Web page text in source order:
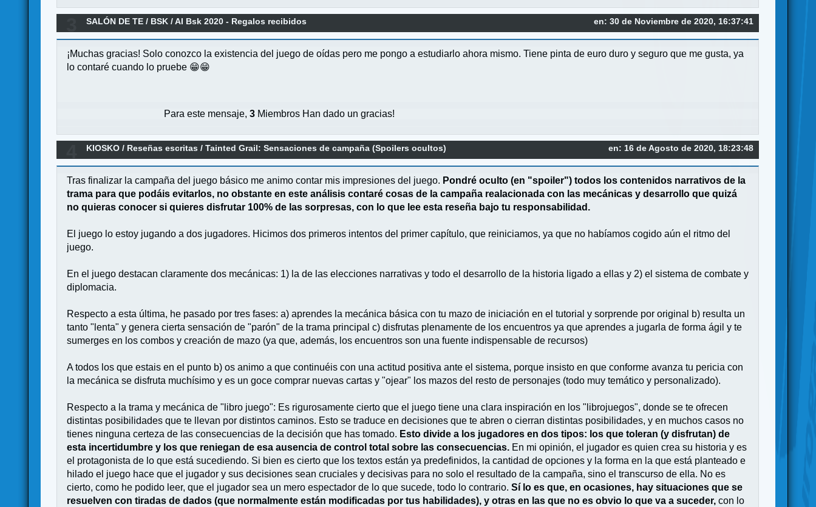
en: 30 de Noviembre de 2020, 16:37:41
SALÓN DE TE / BSK /AI Bsk 2020 - Regalos recibidos
¡Muchas gracias! Solo conozco la existencia del juego de oídas pero me pongo a estudiarlo ahora mismo. Tiene pinta de euro duro y seguro que me gusta, ya
lo contaré cuando lo pruebe 😁😁
Para este mensaje,3 Miembros Han dado un gracias!
en: 16 de Agosto de 2020, 18:23:48
KIOSKO / Reseñas escritas /Tainted Grail: Sensaciones de campaña (Spoilers ocultos)
Tras finalizar la campaña del juego básico me animo contar mis impresiones del juego. Pondré oculto (en "spoiler") todos los contenidos narrativos de la
trama para que podáis evitarlos, no obstante en este análisis contaré cosas de la campaña realacionada con las mecánicas y desarrollo que quizá
no quieras conocer si quieres disfrutar 100% de las sorpresas, con lo que lee esta reseña bajo tu responsabilidad.
El juego lo estoy jugando a dos jugadores. Hicimos dos primeros intentos del primer capítulo, que reiniciamos, ya que no habíamos cogido aún el ritmo del
juego.
En el juego destacan claramente dos mecánicas: 1) la de las elecciones narrativas y todo el desarrollo de la historia ligado a ellas y 2) el sistema de combate y
diplomacia.
Respecto a esta última, he pasado por tres fases: a) aprendes la mecánica básica con tu mazo de iniciación en el tutorial y sorprende por original b) resulta un
tanto "lenta" y genera cierta sensación de "parón" de la trama principal c) disfrutas plenamente de los encuentros ya que aprendes a jugarla de forma ágil y te
sumerges en los combos y creación de mazo (ya que, además, los encuentros son una fuente indispensable de recursos)
A todos los que estais en el punto b) os animo a que continuéis con una actitud positiva ante el sistema, porque insisto en que conforme avanza tu pericia con
la mecánica se disfruta muchísimo y es un goce comprar nuevas cartas y "ojear" los mazos del resto de personajes (todo muy temático y personalizado).
Respecto a la trama y mecánica de "libro juego": Es rigurosamente cierto que el juego tiene una clara inspiración en los "librojuegos", donde se te ofrecen
distintas posibilidades que te llevan por distintos caminos. Esto se traduce en decisiones que te abren o cierran distintas posibilidades, y en muchos casos no
tienes ninguna certeza de las consecuencias de la decisión que has tomado. Esto divide a los jugadores en dos tipos: los que toleran (y disfrutan) de
esta incertidumbre y los que reniegan de esa ausencia de control total sobre las consecuencias. En mi opinión, el jugador es quien crea su historia y es
el protagonista de lo que está sucediendo. Si bien es cierto que los textos están ya predefinidos, la cantidad de opciones y la forma en la que está planteado e
hilado el juego hace que el jugador y sus decisiones sean cruciales y decisivas para no solo el resultado de la campaña, sino el transcurso de ella. No es
cierto, como he podido leer, que el jugador sea un mero espectador de lo que sucede, todo lo contrario.Sí lo es que, en ocasiones, hay situaciones que se
resuelven con tiradas de dados (que normalmente están modificadas por tus habilidades), y otras en las que no es obvio lo que va a suceder,con lo